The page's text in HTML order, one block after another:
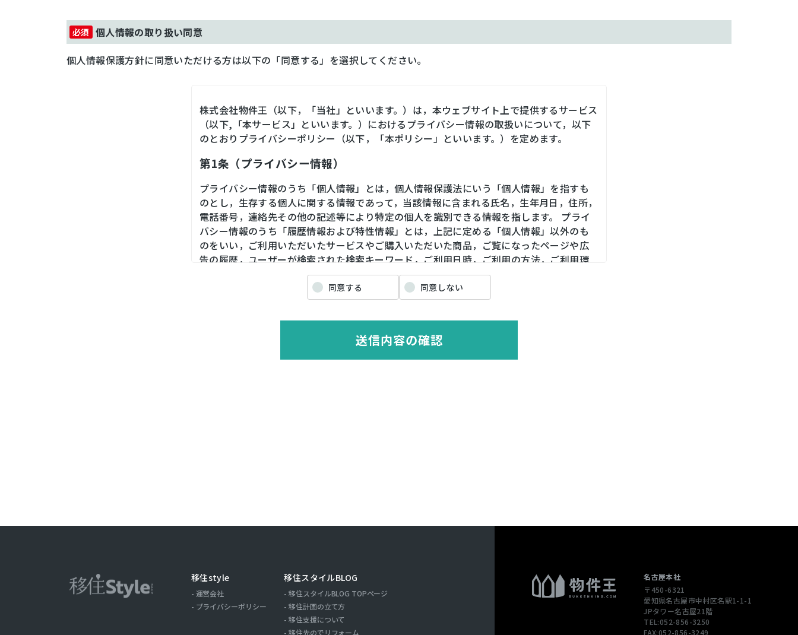
個人情報の取り扱い同意
個人情報保護方針に同意いただける方は以下の「同意する」を選択してください。
株式会社物件王（以下，「当社」といいます。）は，本ウェブサイト上で提供するサービス
（以下,「本サービス」といいます。）におけるプライバシー情報の取扱いについて，以下
のとおりプライバシーポリシー（以下，「本ポリシー」といいます。）を定めます。
第1条（プライバシー情報）
プライバシー情報のうち「個人情報」とは，個人情報保護法にいう「個人情報」を指すも
のとし，生存する個人に関する情報であって，当該情報に含まれる氏名，生年月日，住所，
電話番号，連絡先その他の記述等により特定の個人を識別できる情報を指します。 プライ
バシー情報のうち「履歴情報および特性情報」とは，上記に定める「個人情報」以外のも
のをいい，ご利用いただいたサービスやご購入いただいた商品，ご覧になったページや広
告の履歴，ユーザーが検索された検索キーワード，ご利用日時，ご利用の方法，ご利用環
境，郵便番号や性別，職業，年齢，ユーザーのIPアドレス，クッキー情報，位置情報，端
末の個体識別情報などを指します。
第２条（プライバシー情報の収集方法）
当社は，ユーザーが利用登録をする際に氏名，生年月日，住所，電話番号，メールアドレ
ス，銀行口座番号，クレジットカード番号，運転免許証番号などの個人情報をお尋ねする
氏名，住所，連絡先，支払方法などの登録情報，利用されたサービスや購入された商品，
およびそれらの代金などに関する情報を表示する目的
（2）ユーザーにお知らせや連絡をするためにメールアドレスを利用する場合やユーザーに
商品を送付したり必要に応じて連絡したりするため，氏名や住所などの連絡先情報を利用す
同意する 同意しない
送信内容の確認
移住style
運営会社
プライバシーポリシー
移住スタイルBLOG
移住スタイルBLOG TOPページ
移住計画の立て方
移住支援について
移住先のでリフォーム
名古屋本社
〒450-6321
愛知県名古屋市中村区名駅1-1-1
JPタワー名古屋21階
TEL:052-856-3250
FAX:052-856-3249